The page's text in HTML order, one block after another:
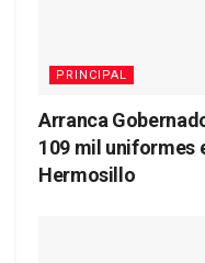
PRINCIPAL
Arranca
109 mil uniformes
Hermosillo